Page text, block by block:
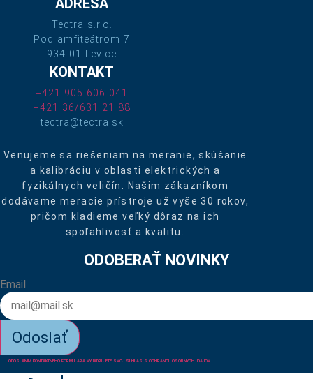
ADRESA
Tectra s.r.o.
Pod amfiteátrom 7
934 01 Levice
KONTAKT
+421 905 606 041
+421 36/631 21 88
tectra@tectra.sk
Venujeme sa riešeniam na meranie, skúšanie
a kalibráciu v oblasti elektrických a
fyzikálnych veličín. Našim zákazníkom
dodávame meracie prístroje už vyše 30 rokov,
pričom kladieme veľký dôraz na ich
spoľahlivosť a kvalitu.
ODOBERAŤ NOVINKY
Email
Odoslať
ODOSLANÍM KONTAKTNÉHO FORMULÁRA VYJADRUJETE SVOJ SÚHLAS S OCHRANOU OSOBNÝCH ÚDAJOV.